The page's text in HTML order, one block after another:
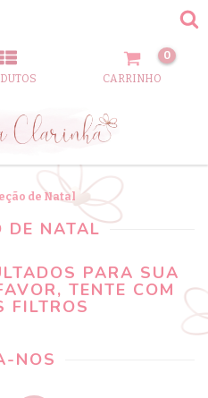
CARRINHO
0
de Natal
DE NATAL
PARA SUA
TENTE COM
FILTROS
NOS